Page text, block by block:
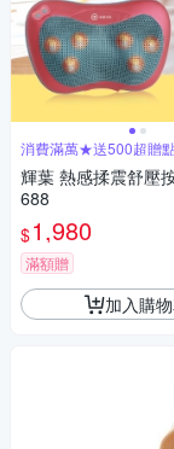
消費滿萬★送500超贈點
輝葉 熱感揉震舒壓
688
$1,980
滿額贈
加入購